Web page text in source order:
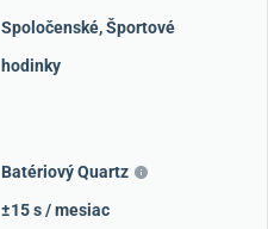
Spoločenské,Športové
hodinky
Batériový Quartz
±15 s / mesiac